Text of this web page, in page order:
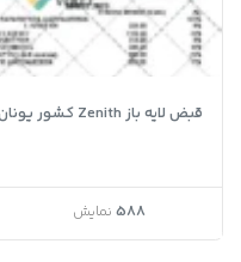
قبض لایه باز Zenith کشور یونان
588 نمایش